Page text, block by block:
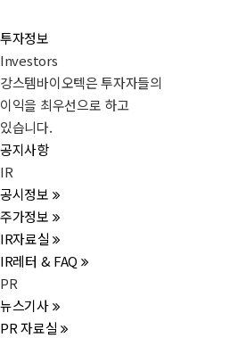
투자정보
Investors
강스템바이오텍은 투자자들의
이익을 최우선으로 하고
있습니다.
공지사항
IR
공시정보
주가정보
IR자료실
IR레터 & FAQ
PR
뉴스기사
PR 자료실